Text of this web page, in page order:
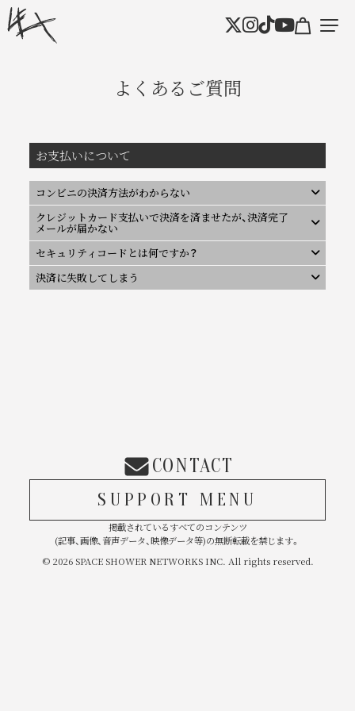
よくあるご質問
お支払いについて
コンビニの決済方法がわからない
クレジットカード支払いで決済を済ませたが、決済完了
メールが届かない
セキュリティコードとは何ですか？
決済に失敗してしまう
CONTACT
SUPPORT MENU
掲載されているすべてのコンテンツ
(記事、画像、音声データ、映像データ等)の無断転載を禁じます。
© 2026 SPACE SHOWER NETWORKS INC. All rights reserved.